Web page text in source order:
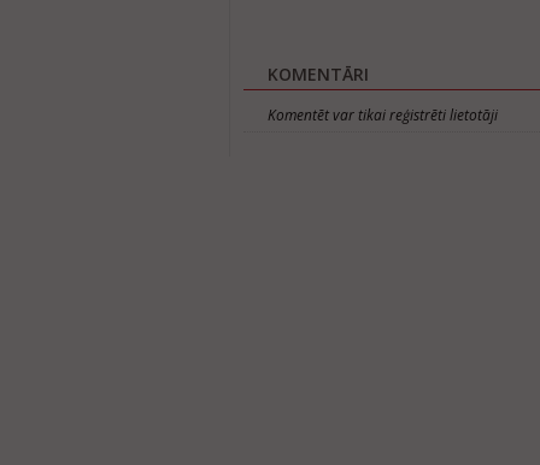
KOMENTĀRI
Komentēt var tikai reģistrēti lietotāji